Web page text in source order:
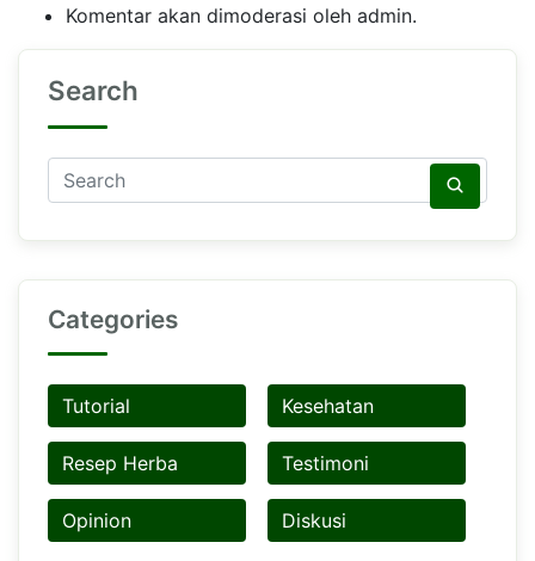
Komentar akan dimoderasi oleh admin.
Search
Categories
Tutorial Kesehatan
Resep Herba Testimoni
Opinion Diskusi